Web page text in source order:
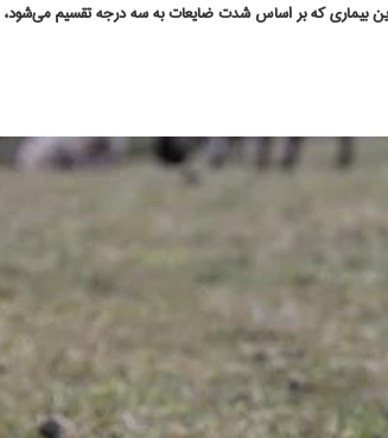
بیماری که بر اساس شدت ضایعات به سه درجه تقسیم